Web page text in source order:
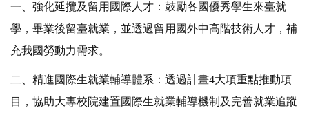
一、強化延攬及留用國際人才：鼓勵各國優秀學生來臺就
學，畢業後留臺就業，並透過留用國外中高階技術人才，補
充我國勞動力需求。
二、精進國際生就業輔導體系：透過計畫4大項重點推動項
目，協助大專校院建置國際生就業輔導機制及完善就業追蹤